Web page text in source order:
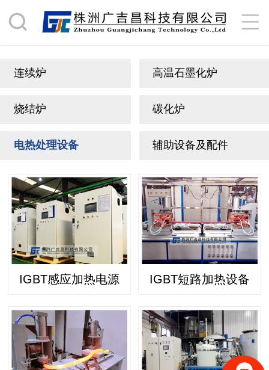
连续炉 高温石墨化炉
烧结炉 碳化炉
电热处理设备 辅助设备及配件
IGBT感应加热电源 IGBT短路加热设备